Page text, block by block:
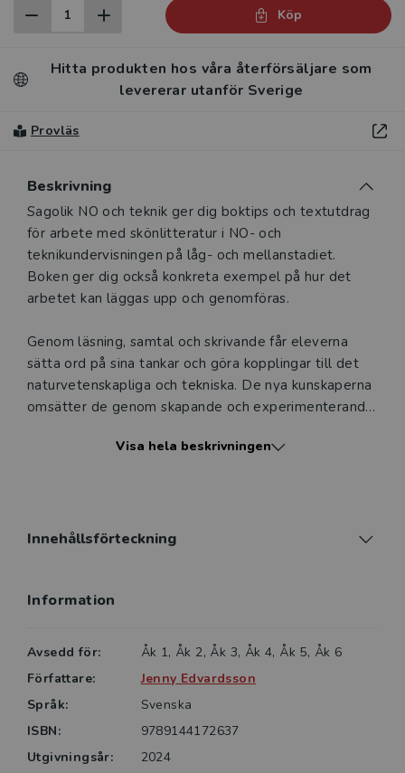
Köp
Hitta produkten hos våra återförsäljare som
levererar utanför Sverige
Provläs
Beskrivning
Beskrivning
Sagolik NO och teknik ger dig boktips och textutdrag
för arbete med skönlitteratur i NO- och
teknikundervisningen på låg- och mellanstadiet.
Boken ger dig också konkreta exempel på hur det
arbetet kan läggas upp och genomföras.
Genom läsning, samtal och skrivande får eleverna
sätta ord på sina tankar och göra kopplingar till det
naturvetenskapliga och tekniska. De nya kunskaperna
omsätter de genom skapande och experimenterande.
De skönlitterära texterna kan trigga elevernas
Visa hela beskrivningen
Innehållsförteckning
Information
Avsedd för:
Åk 1, Åk 2, Åk 3, Åk 4, Åk 5, Åk 6
Författare:
Jenny Edvardsson
Språk:
Svenska
ISBN:
9789144172637
Utgivningsår:
2024